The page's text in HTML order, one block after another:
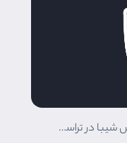
فروش شیبا در تراست ولت | چگونه در تراست والت شیبا بفروشیم؟